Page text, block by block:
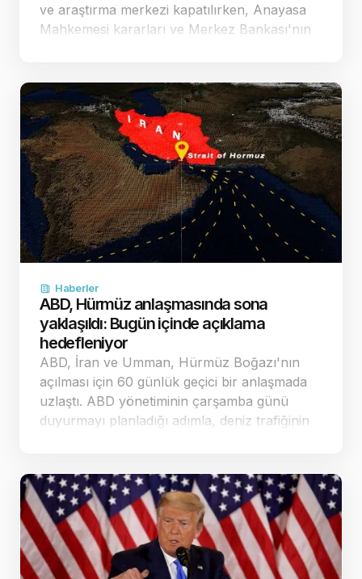
ve araştırma merkezi kapatılırken, Anayasa
Mahkemesi kararları ve Merkez Bankası'nın
kaynak tahsisi ve kurumsal …
Haberler
ABD, Hürmüz anlaşmasında sona
yaklaşıldı: Bugün içinde açıklama
hedefleniyor
ABD, İran ve Umman, Hürmüz Boğazı'nın
açılması için 60 günlük geçici bir anlaşmada
uzlaştı. ABD yönetiminin çarşamba günü
duyurmayı planladığı adımla, deniz trafiğinin